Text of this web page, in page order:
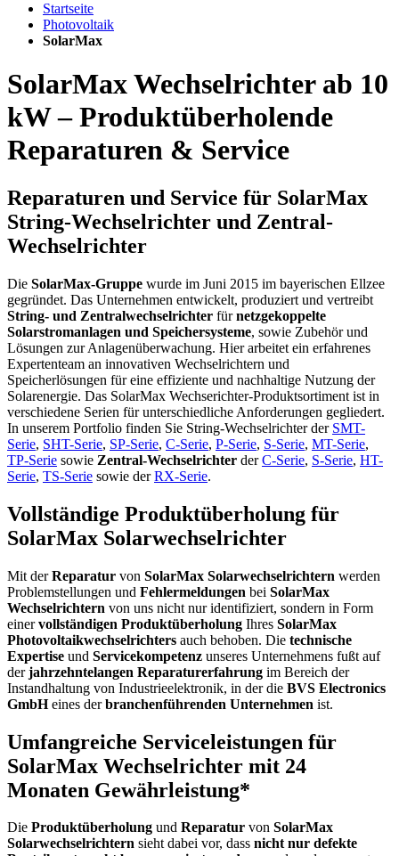
Startseite
Photovoltaik
SolarMax
SolarMax Wechselrichter ab 10
kW – Produktüberholende
Reparaturen & Service
Reparaturen und Service für SolarMax
String-Wechselrichter und Zentral-
Wechselrichter
Die SolarMax-Gruppe wurde im Juni 2015 im bayerischen Ellzee
gegründet. Das Unternehmen entwickelt, produziert und vertreibt
String- und Zentralwechselrichter fürnetzgekoppelte
Solarstromanlagen und Speichersysteme, sowie Zubehör und
Lösungen zur Anlagenüberwachung. Hier arbeitet ein erfahrenes
Expertenteam an innovativen Wechselrichtern und
Speicherlösungen für eine effiziente und nachhaltige Nutzung der
Solarenergie. Das SolarMax Wechserichter-Produktsortiment ist in
verschiedene Serien für unterschiedliche Anforderungen gegliedert.
In unserem Portfolio finden Sie String-Wechselrichter der SMT-
Serie, SHT-Serie, SP-Serie, C-Serie, P-Serie, S-Serie, MT-Serie,
TP-Serie sowie Zentral-Wechselrichter derC-Serie, S-Serie, HT-
Serie, TS-Serie sowie derRX-Serie.
Vollständige Produktüberholung für
SolarMax Solarwechselrichter
Mit derReparatur von SolarMax Solarwechselrichtern werden
Problemstellungen und Fehlermeldungen bei SolarMax
Wechselrichtern von uns nicht nur identifiziert, sondern in Form
einervollständigen Produktüberholung Ihres SolarMax
Photovoltaikwechselrichters auch behoben. Die technische
Expertise und Servicekompetenz unseres Unternehmens fußt auf
derjahrzehntelangen Reparaturerfahrung im Bereich der
Instandhaltung von Industrieelektronik, in der die BVS Electronics
GmbHeines derbranchenführenden Unternehmen ist.
Umfangreiche Serviceleistungen für
SolarMax Wechselrichter mit 24
Monaten Gewährleistung*
Die Produktüberholung und Reparatur von SolarMax
Solarwechselrichtern sieht dabei vor, dass nicht nur defekte